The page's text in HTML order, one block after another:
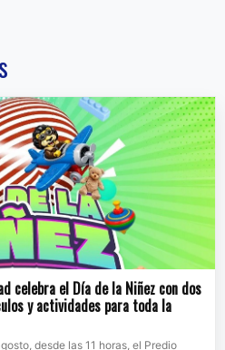
celebra el Día de la Niñez con dos
y actividades para toda la
desde las 11 horas, el Predio